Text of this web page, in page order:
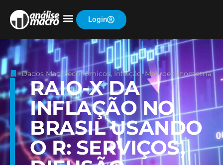
Login
Dados Macroeconômicos, Inflação,Macroeconometria
RAIO-X DA
INFLAÇÃO NO
BRASIL USANDO
O R: SERVIÇOS,